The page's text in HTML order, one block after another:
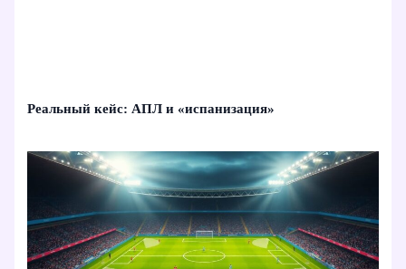
Реальный кейс: АПЛ и «испанизация»